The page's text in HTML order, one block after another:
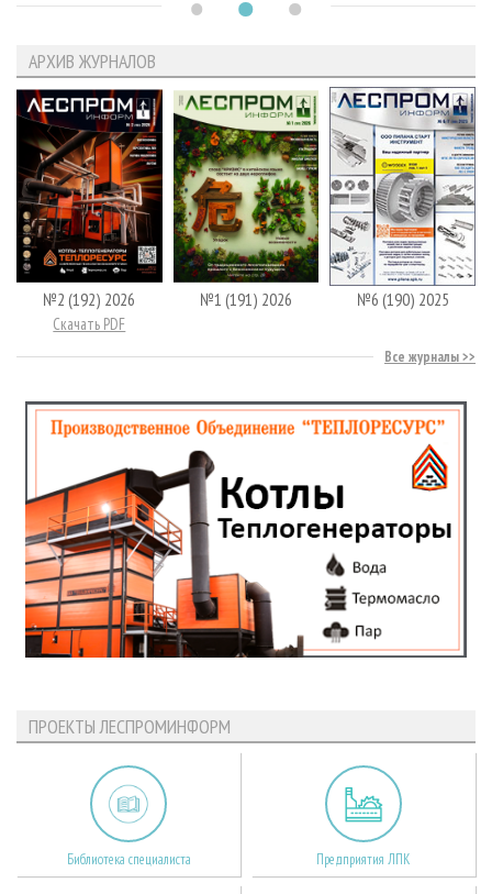
АРХИВ ЖУРНАЛОВ
№2 (192) 2026
Скачать PDF
№1 (191) 2026 №6 (190) 2025
Все журналы
ПРОЕКТЫ ЛЕСПРОМИНФОРМ
Библиотека специалиста Предприятия ЛПК